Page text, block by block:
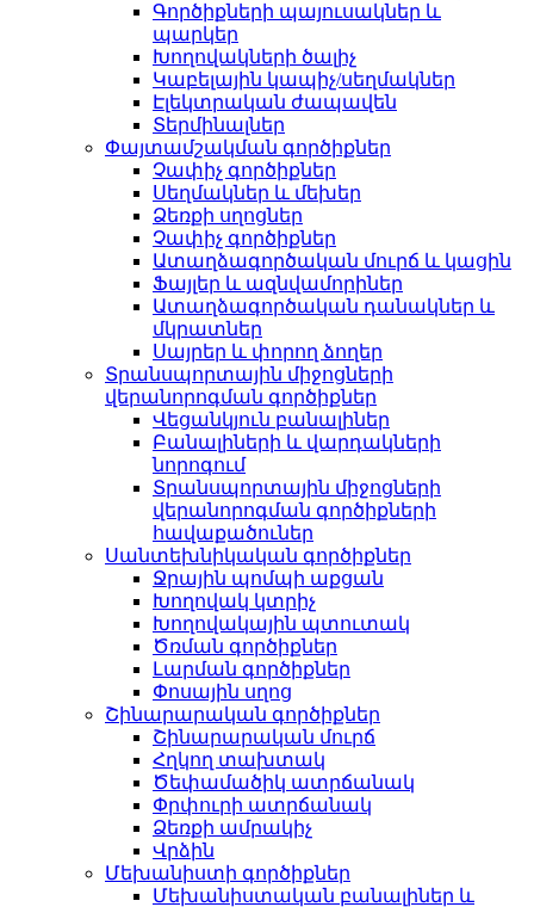
Գործիքների պայուսակներ և
պարկեր
Խողովակների ծալիչ
Կաբելային կապիչ/սեղմակներ
Էլեկտրական ժապավեն
Տերմինալներ
Փայտամշակման գործիքներ
Չափիչ գործիքներ
Սեղմակներ և մեխեր
Ձեռքի սղոցներ
Չափիչ գործիքներ
Ատաղձագործական մուրճ և կացին
Ֆայլեր և ազնվամորիներ
Ատաղձագործական դանակներ և
մկրատներ
Սայրեր և փորող ձողեր
Տրանսպորտային միջոցների
վերանորոգման գործիքներ
Վեցանկյուն բանալիներ
Բանալիների և վարդակների
նորոգում
Տրանսպորտային միջոցների
վերանորոգման գործիքների
հավաքածուներ
Սանտեխնիկական գործիքներ
Ջրային պոմպի աքցան
Խողովակ կտրիչ
Խողովակային պտուտակ
Ծռման գործիքներ
Լարման գործիքներ
Փոսային սղոց
Շինարարական գործիքներ
Շինարարական մուրճ
Հղկող տախտակ
Ծեփամածիկ ատրճանակ
Փրփուրի ատրճանակ
Ձեռքի ամրակիչ
Վրձին
Մեխանիստի գործիքներ
Մեխանիստական ​​​​բանալիներ և